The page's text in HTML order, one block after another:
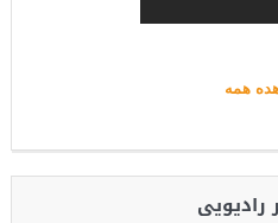
همه
رادیویی